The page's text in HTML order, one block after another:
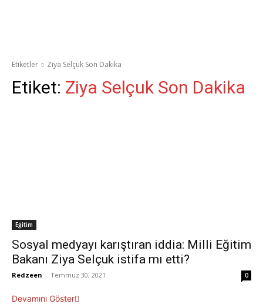
Etiketler Ziya Selçuk Son Dakika
Etiket: Ziya Selçuk Son Dakika
Eğitim
Sosyal medyayı karıştıran iddia: Milli Eğitim
Bakanı Ziya Selçuk istifa mı etti?
Redzeen - Temmuz 30, 2021 0
Devamını Göster